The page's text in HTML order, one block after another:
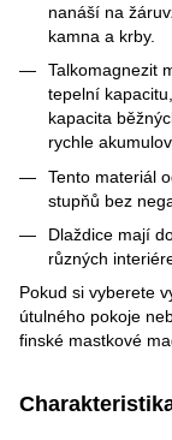
nanáší na
kamna a krby.
Talkomagnezit
tepelní
kapacita
rychle
Tento materiál
stupňů bez
Dlaždice mají
různých
Pokud si vyberete
útulného pokoje
finské mastkové